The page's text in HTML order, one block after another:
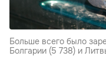
Больше всего было
Болгарии (5 738) и